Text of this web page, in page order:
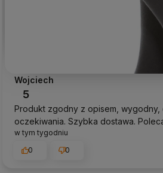
Wojciech
5
Produkt zgodny z opisem, wygodny,
oczekiwania. Szybka dostawa.
w tym tygodniu
0
0